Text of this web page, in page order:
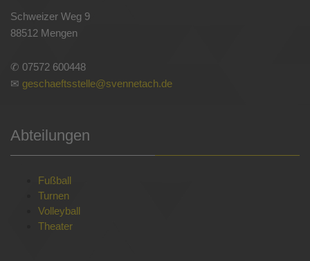
Schweizer Weg 9
88512 Mengen
✆ 07572 600448
✉ geschaeftsstelle@svennetach.de
Abteilungen
Fußball
Turnen
Volleyball
Theater